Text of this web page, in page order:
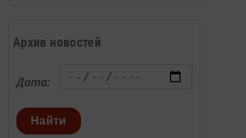
Архив новостей
Дата:
Найти